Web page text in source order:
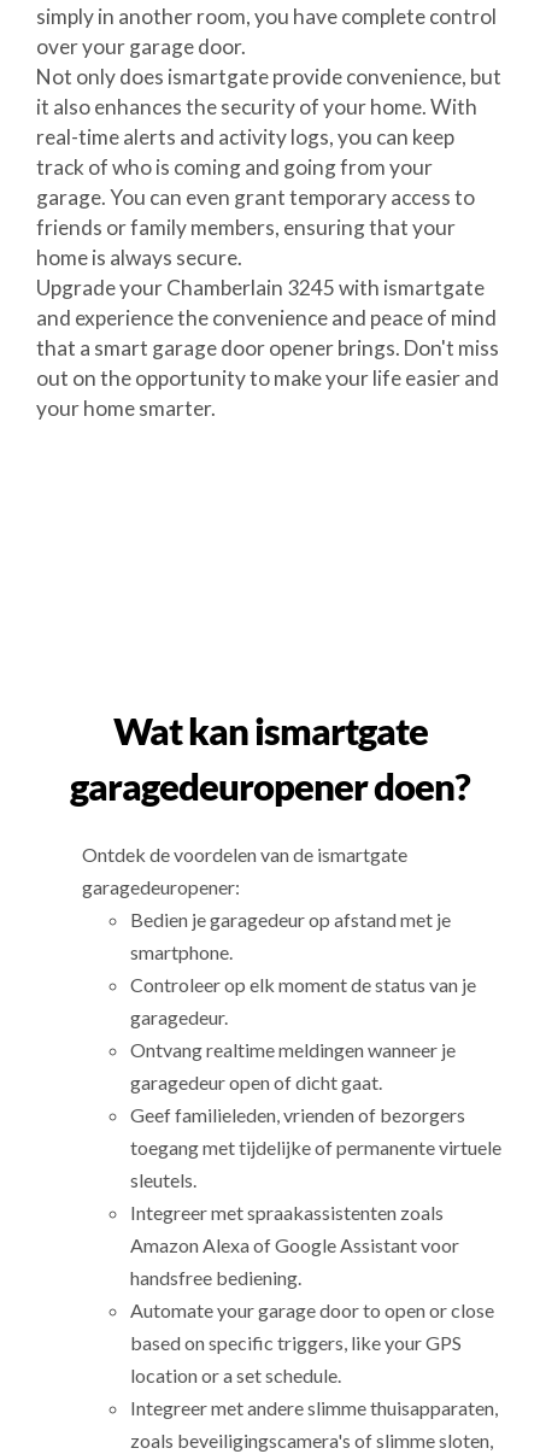
simply in another room, you have complete control
over your garage door.
Not only does ismartgate provide convenience, but
it also enhances the security of your home. With
real-time alerts and activity logs, you can keep
track of who is coming and going from your
garage. You can even grant temporary access to
friends or family members, ensuring that your
home is always secure.
Upgrade your Chamberlain 3245 with ismartgate
and experience the convenience and peace of mind
that a smart garage door opener brings. Don't miss
out on the opportunity to make your life easier and
your home smarter.
Wat kan ismartgate
garagedeuropener doen?
Ontdek de voordelen van de ismartgate
garagedeuropener:
Bedien je garagedeur op afstand met je
smartphone.
Controleer op elk moment de status van je
garagedeur.
Ontvang realtime meldingen wanneer je
garagedeur open of dicht gaat.
Geef familieleden, vrienden of bezorgers
toegang met tijdelijke of permanente virtuele
sleutels.
Integreer met spraakassistenten zoals
Amazon Alexa of Google Assistant voor
handsfree bediening.
Automate your garage door to open or close
based on specific triggers, like your GPS
location or a set schedule.
Integreer met andere slimme thuisapparaten,
zoals beveiligingscamera's of slimme sloten,